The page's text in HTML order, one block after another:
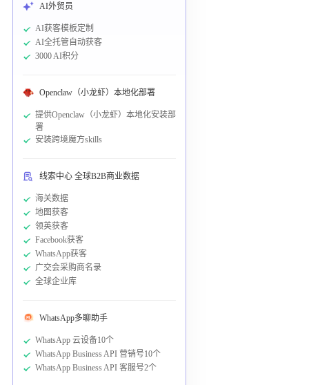
AI外贸员
AI获客模板定制
AI全托管自动获客
3000 AI积分
Openclaw（小龙虾）本地化部署
提供Openclaw（小龙虾）本地化安装部
署
安装跨境魔方skills
线索中心 全球B2B商业数据
海关数据
地图获客
领英获客
Facebook获客
WhatsApp获客
广交会采购商名录
全球企业库
WhatsApp多聊助手
WhatsApp 云设备10个
WhatsApp Business API 营销号10个
WhatsApp Business API 客服号2个